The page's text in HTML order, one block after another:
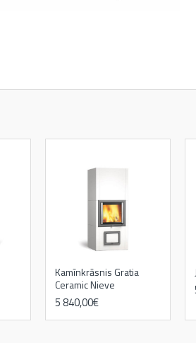
Kamīnkrāsnis Gratia
Ceramic Nieve
5 840,00€